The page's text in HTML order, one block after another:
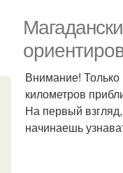
Внимание! Только
километров
На первый
начинаешь